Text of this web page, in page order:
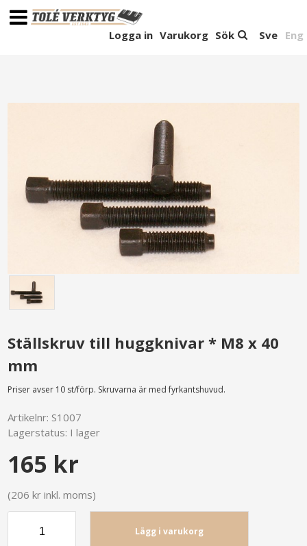
Sve Eng
Sök
Varukorg
Logga in
Ställskruv till huggknivar * M8 x 40
mm
Priser avser 10 st/förp. Skruvarna är med fyrkantshuvud.
Artikelnr: S1007
Lagerstatus: I lager
165 kr
(206 kr inkl. moms)
Lägg i varukorg